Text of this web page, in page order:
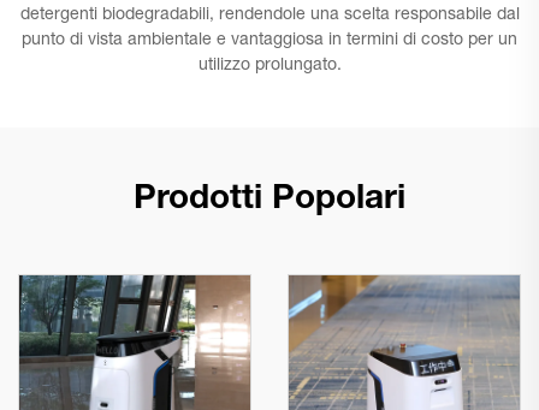
detergenti biodegradabili, rendendole una scelta responsabile dal
punto di vista ambientale e vantaggiosa in termini di costo per un
utilizzo prolungato.
Prodotti Popolari